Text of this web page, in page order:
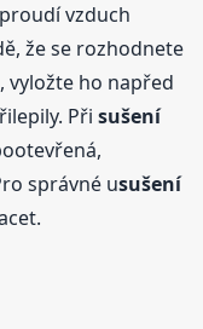
vzduch
že se rozhodnete
vyložte ho napřed
Přisušení
správné usušení